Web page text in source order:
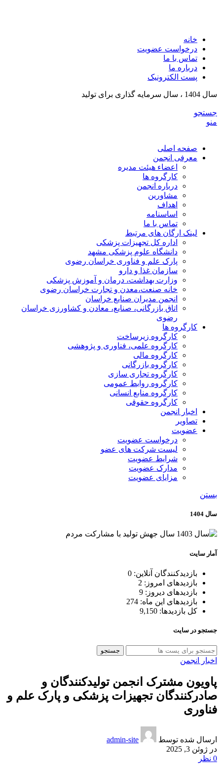
خانه
درخواست عضویت
تماس با ما
درباره ما
پست الکترونیک
سال 1404 ، سال سرمایه گذاری برای تولید
جستجو
منو
صفحه اصلی
معرفی انجمن
اعضاء هیئت مدیره
کارگروه ها
درباره انجمن
مشاورین
اهداف
اساسنامه
تماس با ما
لینک ارگان های مرتبط
اداره کل تجهیزات پزشکی
دانشگاه علوم پزشکی مشهد
پارک علم و فناوری خراسان رضوی
سازمان غذا و دارو
وزارت بهداشت، درمان و آموزش پزشکی
خانه صنعت،معدن و تجارت خراسان رضوی
انجمن مدیران صنایع خراسان
اتاق بازرگانی، صنایع، معادن و کشاورزی خراسان
رضوی
کارگروه ها
کارگروه زیرساخت
کارگروه علمی، فناوری و پژوهشی
کارگروه مالی
کارگروه بازرگانی
کارگروه تجاری سازی
کارگروه روابط عمومی
کارگروه منابع انسانی
کارگروه حقوقی
اخبار انجمن
تصاویر
عضویت
درخواست عضویت
لیست شرکت های عضو
شرایط عضویت
مدارک عضویت
مزایای عضویت
بستن
سال 1404
آمار سایت
بازدیدکنندگان آنلاین: 0
بازدیدهای امروز: 2
بازدیدهای دیروز: 9
بازدیدهای این ماه: 274
کل بازدیدها: 9,150
جستجو در سایت
جستجو
اخبار انجمن
پاویون مشترک انجمن تولیدکنندگان و
صادرکنندگان تجهیزات پزشکی و پارک علم و
فناوری
ارسال شده توسط
admin-site
در ژوئن 3, 2025
0 نظر